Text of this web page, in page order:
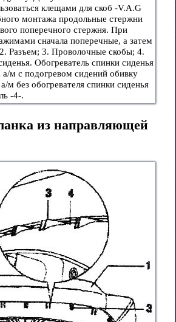
клещами для скоб -V.A.G
монтажа продольные стержни
поперечного стержня. При
сначала поперечные, а затем
Разъем; 3. Проволочные скобы; 4.
Обогреватель спинки сиденья
а/м с подогревом сидений обивку
м без обогревателя спинки сиденья
-4-.
из направляющей